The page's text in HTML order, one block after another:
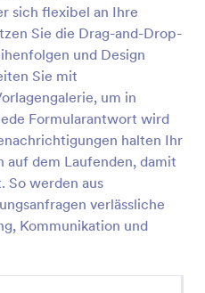
sich flexibel an Ihre
Sie die Drag-and-Drop-
und Design
Sie mit
um in
Formularantwort wird
halten Ihr
auf dem Laufenden, damit
So werden aus
verlässliche
Kommunikation und
Für Fahrten
Buchungsformular für
Reservierung von
Touren und Bring-
werden; hier können
Uhrzeit der
und ihre
Mit vielen weiteren
können Sie Ihr
als Grundlage
Bilder, Schriftarten
Sie Ihr Formular
Ihres Unternehmens ein